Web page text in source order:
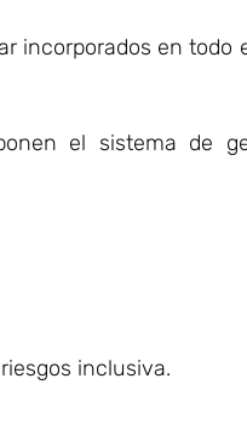
incorporados en todo
el sistema de
inclusiva.